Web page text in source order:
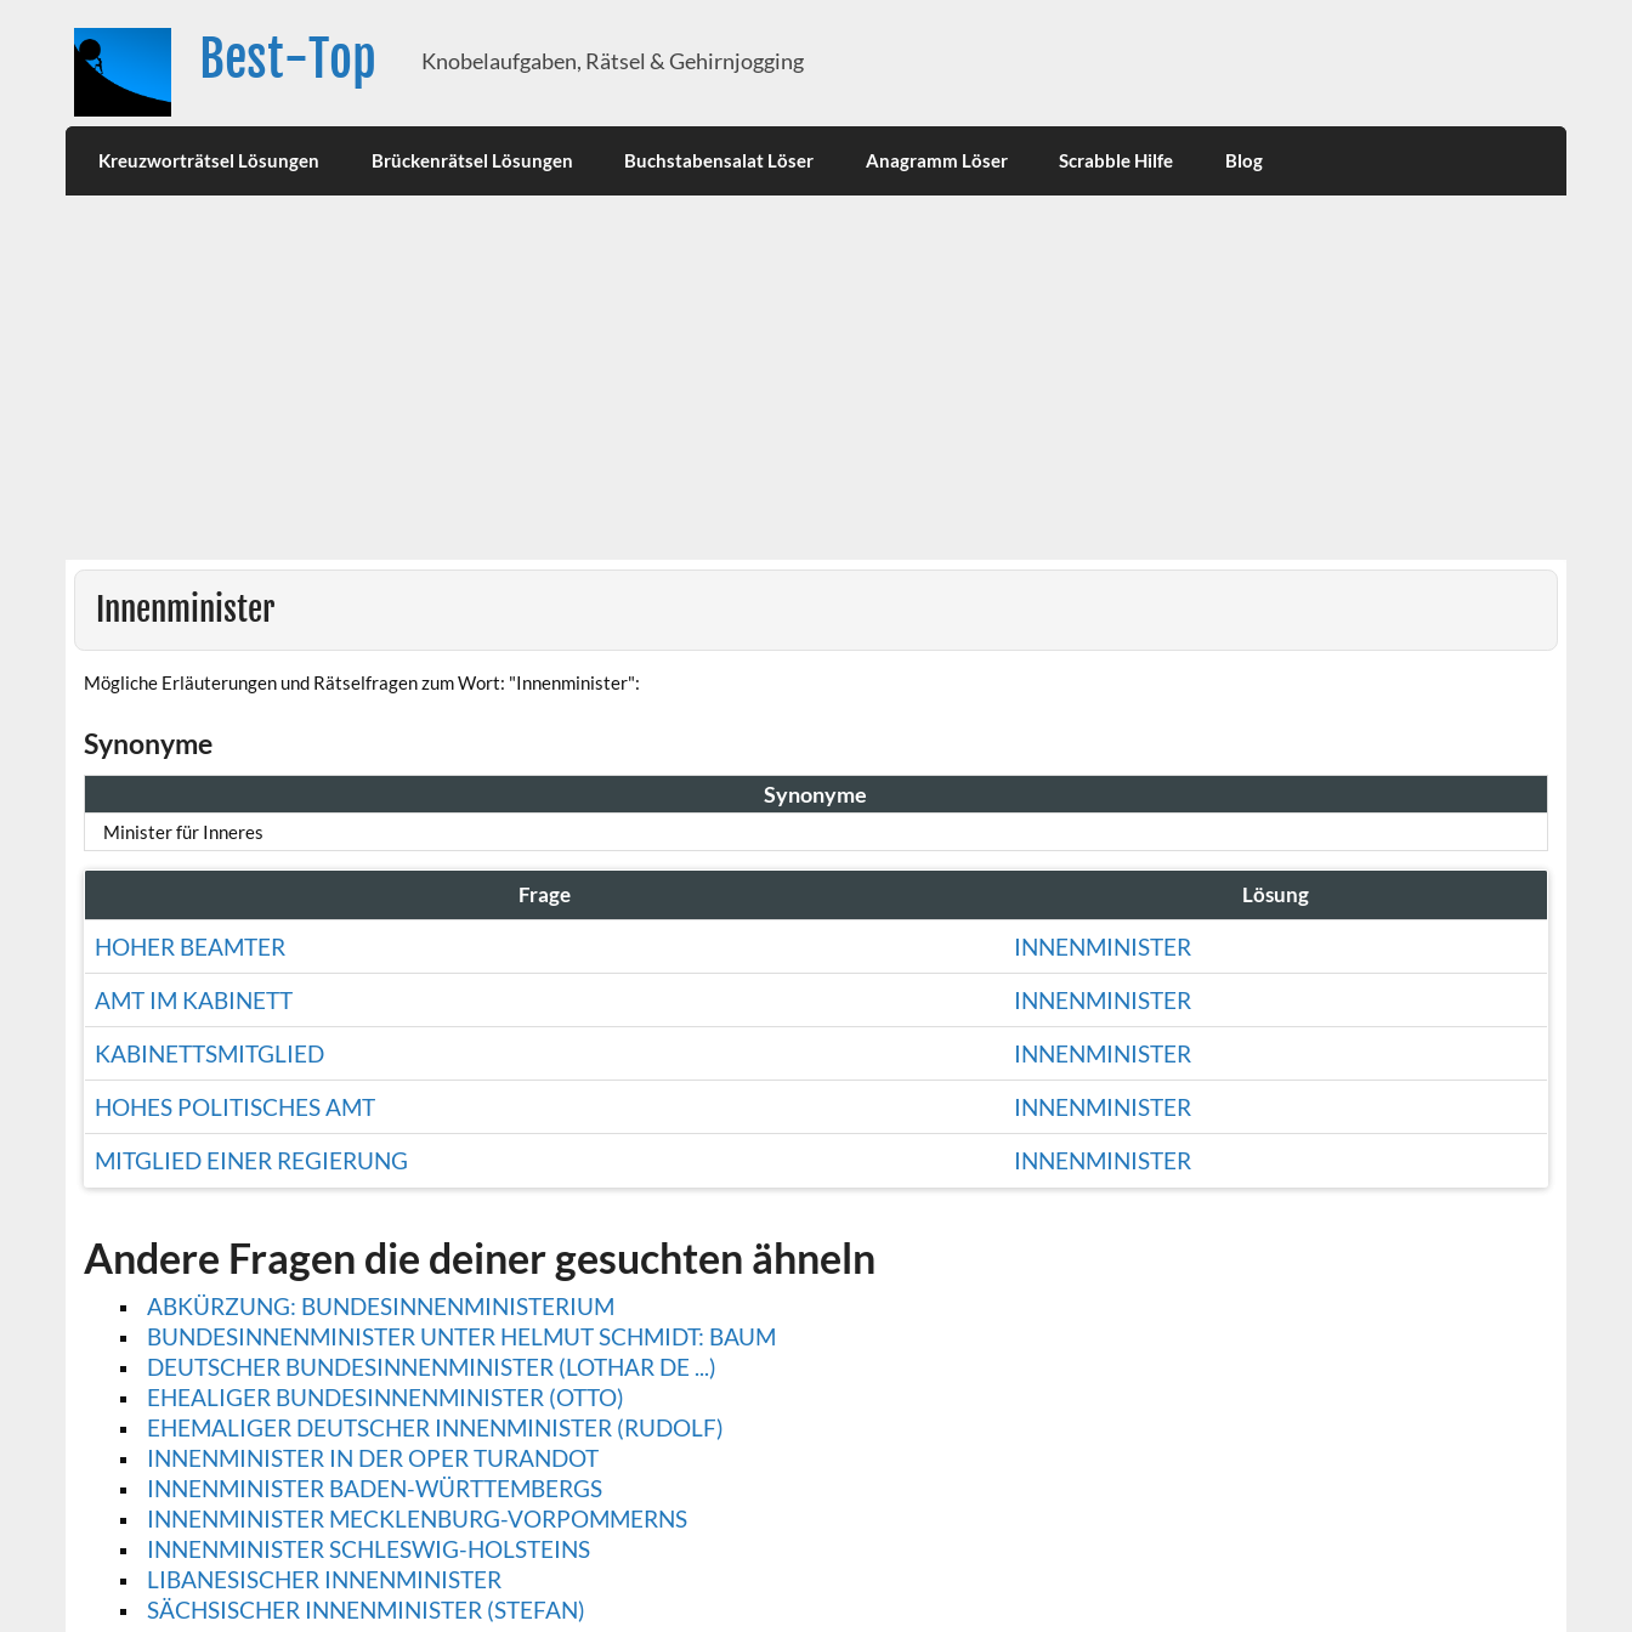
Best-Top Knobelaufgaben, Rätsel & Gehirnjogging
Kreuzworträtsel Lösungen Brückenrätsel Lösungen Buchstabensalat Löser Anagramm Löser Scrabble Hilfe Blog
Innenminister
Mögliche Erläuterungen und Rätselfragen zum Wort: "Innenminister":
Synonyme
Synonyme
Minister für Inneres
Frage Lösung
HOHER BEAMTER
INNENMINISTER
AMT IM KABINETT
INNENMINISTER
KABINETTSMITGLIED
INNENMINISTER
HOHES POLITISCHES AMT
INNENMINISTER
MITGLIED EINER REGIERUNG
INNENMINISTER
Andere Fragen die deiner gesuchten ähneln
ABKÜRZUNG: BUNDESINNENMINISTERIUM
BUNDESINNENMINISTER UNTER HELMUT SCHMIDT: BAUM
DEUTSCHER BUNDESINNENMINISTER (LOTHAR DE ...)
EHEALIGER BUNDESINNENMINISTER (OTTO)
EHEMALIGER DEUTSCHER INNENMINISTER (RUDOLF)
INNENMINISTER IN DER OPER TURANDOT
INNENMINISTER BADEN-WÜRTTEMBERGS
INNENMINISTER MECKLENBURG-VORPOMMERNS
INNENMINISTER SCHLESWIG-HOLSTEINS
LIBANESISCHER INNENMINISTER
SÄCHSISCHER INNENMINISTER (STEFAN)